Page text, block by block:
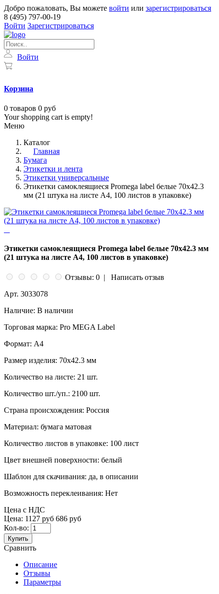
Добро пожаловать, Вы можете войти или зарегистрироваться
8 (495) 797-00-19
Войти Зарегистрироваться
Войти
Корзина
0 товаров 0 руб
Your shopping cart is empty!
Меню
Каталог
Главная
Бумага
Этикетки и лента
Этикетки универсальные
Этикетки самоклеящиеся Promega label белые 70х42.3
мм (21 штука на листе А4, 100 листов в упаковке)
Этикетки самоклеящиеся Promega label белые 70х42.3 мм
(21 штука на листе А4, 100 листов в упаковке)
Отзывы: 0 |
Написать отзыв
Арт. 3033078
Наличие: В наличии
Торговая марка: Pro MEGA Label
Формат: A4
Размер изделия: 70x42.3 мм
Количество на листе: 21 шт.
Количество шт./уп.: 2100 шт.
Страна происхождения: Россия
Материал: бумага матовая
Количество листов в упаковке: 100 лист
Цвет внешней поверхности: белый
Шаблон для скачивания: да, в описании
Возможность переклеивания: Нет
Цена с НДС
Цена: 1127 руб 686 руб
Кол-во:
Купить
Сравнить
Описание
Отзывы
Параметры